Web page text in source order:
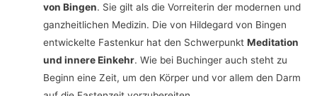
von Bingen. Sie gilt als die Vorreiterin der modernen und
ganzheitlichen Medizin. Die von Hildegard von Bingen
entwickelte Fastenkur hat den SchwerpunktMeditation
und innere Einkehr. Wie bei Buchinger auch steht zu
Beginn eine Zeit, um den Körper und vor allem den Darm